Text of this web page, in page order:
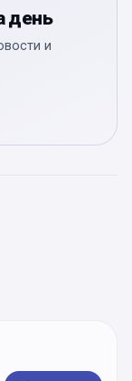
день
и